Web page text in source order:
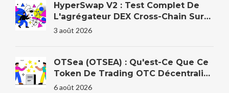
HyperSwap V2 : Test Complet De
L'agrégateur DEX Cross-Chain Sur
HyperEVM
3 août 2026
OTSea (OTSEA) : Qu'est-Ce Que Ce
Token De Trading OTC Décentralisé
?
6 août 2026